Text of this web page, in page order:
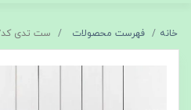
خانه فهرست محصولات ست تدی کد۱۳۶۷